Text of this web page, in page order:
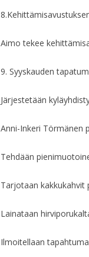
Aimo tekee
9. Syyskauden
Järjestetään
Anni-Inkeri Törmänen
Tehdään
Tarjotaan kakkukahvit
Lainataan
Ilmoitellaan